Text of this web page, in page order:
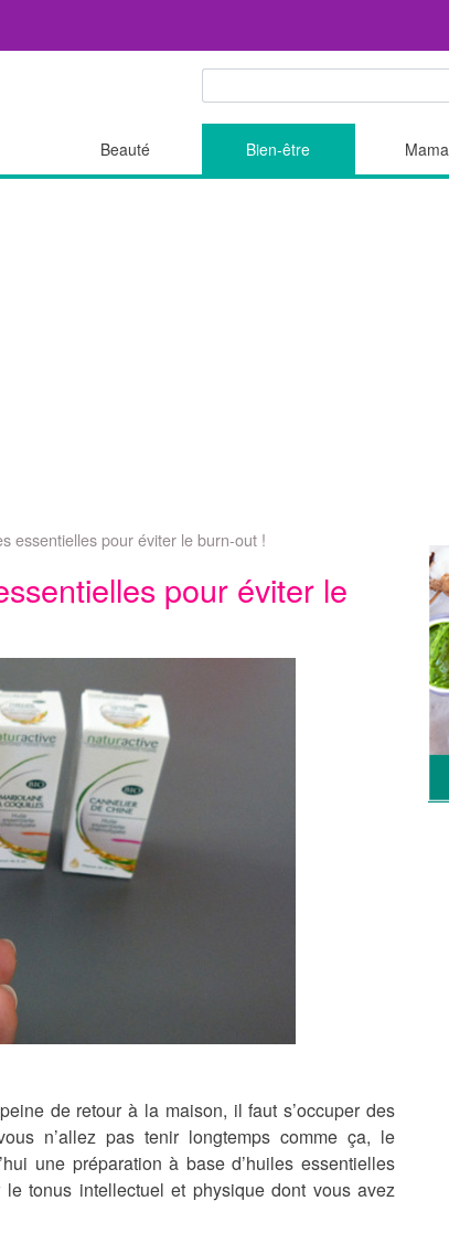
Beauté Bien-être
essentielles pour éviter le burn-out !
pour éviter le
de retour à la maison, il faut s’occuper des
n’allez pas tenir longtemps comme ça, le
une préparation à base d’huiles essentielles
tonus intellectuel et physique dont vous avez